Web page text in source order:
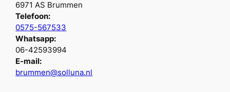
6971 AS Brummen
Telefoon:
0575-567533
Whatsapp:
06-42593994
E-mail:
brummen@solluna.nl